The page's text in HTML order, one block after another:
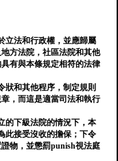
立法和行政權，並應歸屬
方法院，社區法院和其他
有與本條規定相符的法律
狀和其他程序，制定規則
，而這是適當司法和執行
的下級法院的情況下，本
此接受沒收的擔保；下令
物，並懲罰punish視法庭